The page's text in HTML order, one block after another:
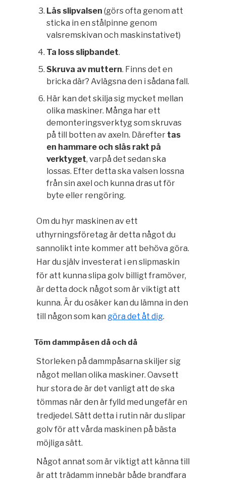
Lås slipvalsen (görs ofta genom att
sticka in en stålpinne genom
valsremskivan och maskinstativet)
Ta loss slipbandet.
Skruva av muttern. Finns det en
bricka där? Avlägsna den i sådana fall.
Här kan det skilja sig mycket mellan
olika maskiner. Många har ett
demonteringsverktyg som skruvas
på till botten av axeln. Därefter tas
en hammare och slås rakt på
verktyget, varpå det sedan ska
lossas. Efter detta ska valsen lossna
från sin axel och kunna dras ut för
byte eller rengöring.
Om du hyr maskinen av ett
uthyrningsföretag är detta något du
sannolikt inte kommer att behöva göra.
Har du själv investerat i en slipmaskin
för att kunna slipa golv billigt framöver,
är detta dock något som är viktigt att
kunna. Är du osäker kan du lämna in den
till någon som kan göra det åt dig.
Töm dammpåsen då och då
Storleken på dammpåsarna skiljer sig
något mellan olika maskiner. Oavsett
hur stora de är det vanligt att de ska
tömmas när den är fylld med ungefär en
tredjedel. Sätt detta i rutin när du slipar
golv för att vårda maskinen på bästa
möjliga sätt.
Något annat som är viktigt att känna till
är att trädamm innebär både brandfara